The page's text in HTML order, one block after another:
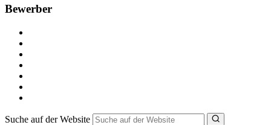
Bewerber
Suche auf der Website